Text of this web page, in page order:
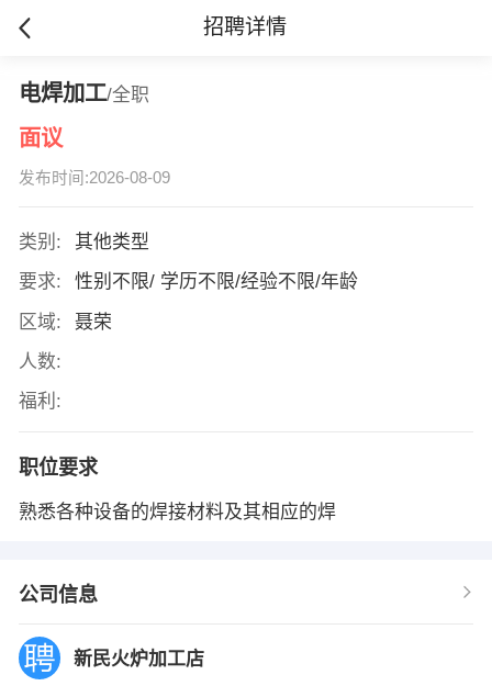
招聘详情
电焊加工/全职
面议
发布时间:2026-08-09
类别:
其他类型
要求:
性别不限/ 学历不限/经验不限/年龄
区域:
聂荣
人数:
福利:
职位要求
熟悉各种设备的焊接材料及其相应的焊
公司信息
新民火炉加工店